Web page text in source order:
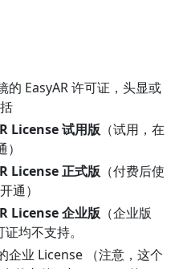
的 EasyAR 许可证，头显或
License 试用版 （试用，在
License 正式版 （付费后使
通）
License 企业版 （企业版
均不支持。
企业 License （注意，这个